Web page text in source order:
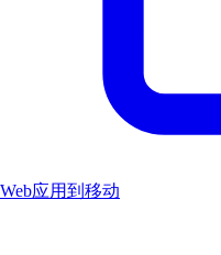
Web应用到移动